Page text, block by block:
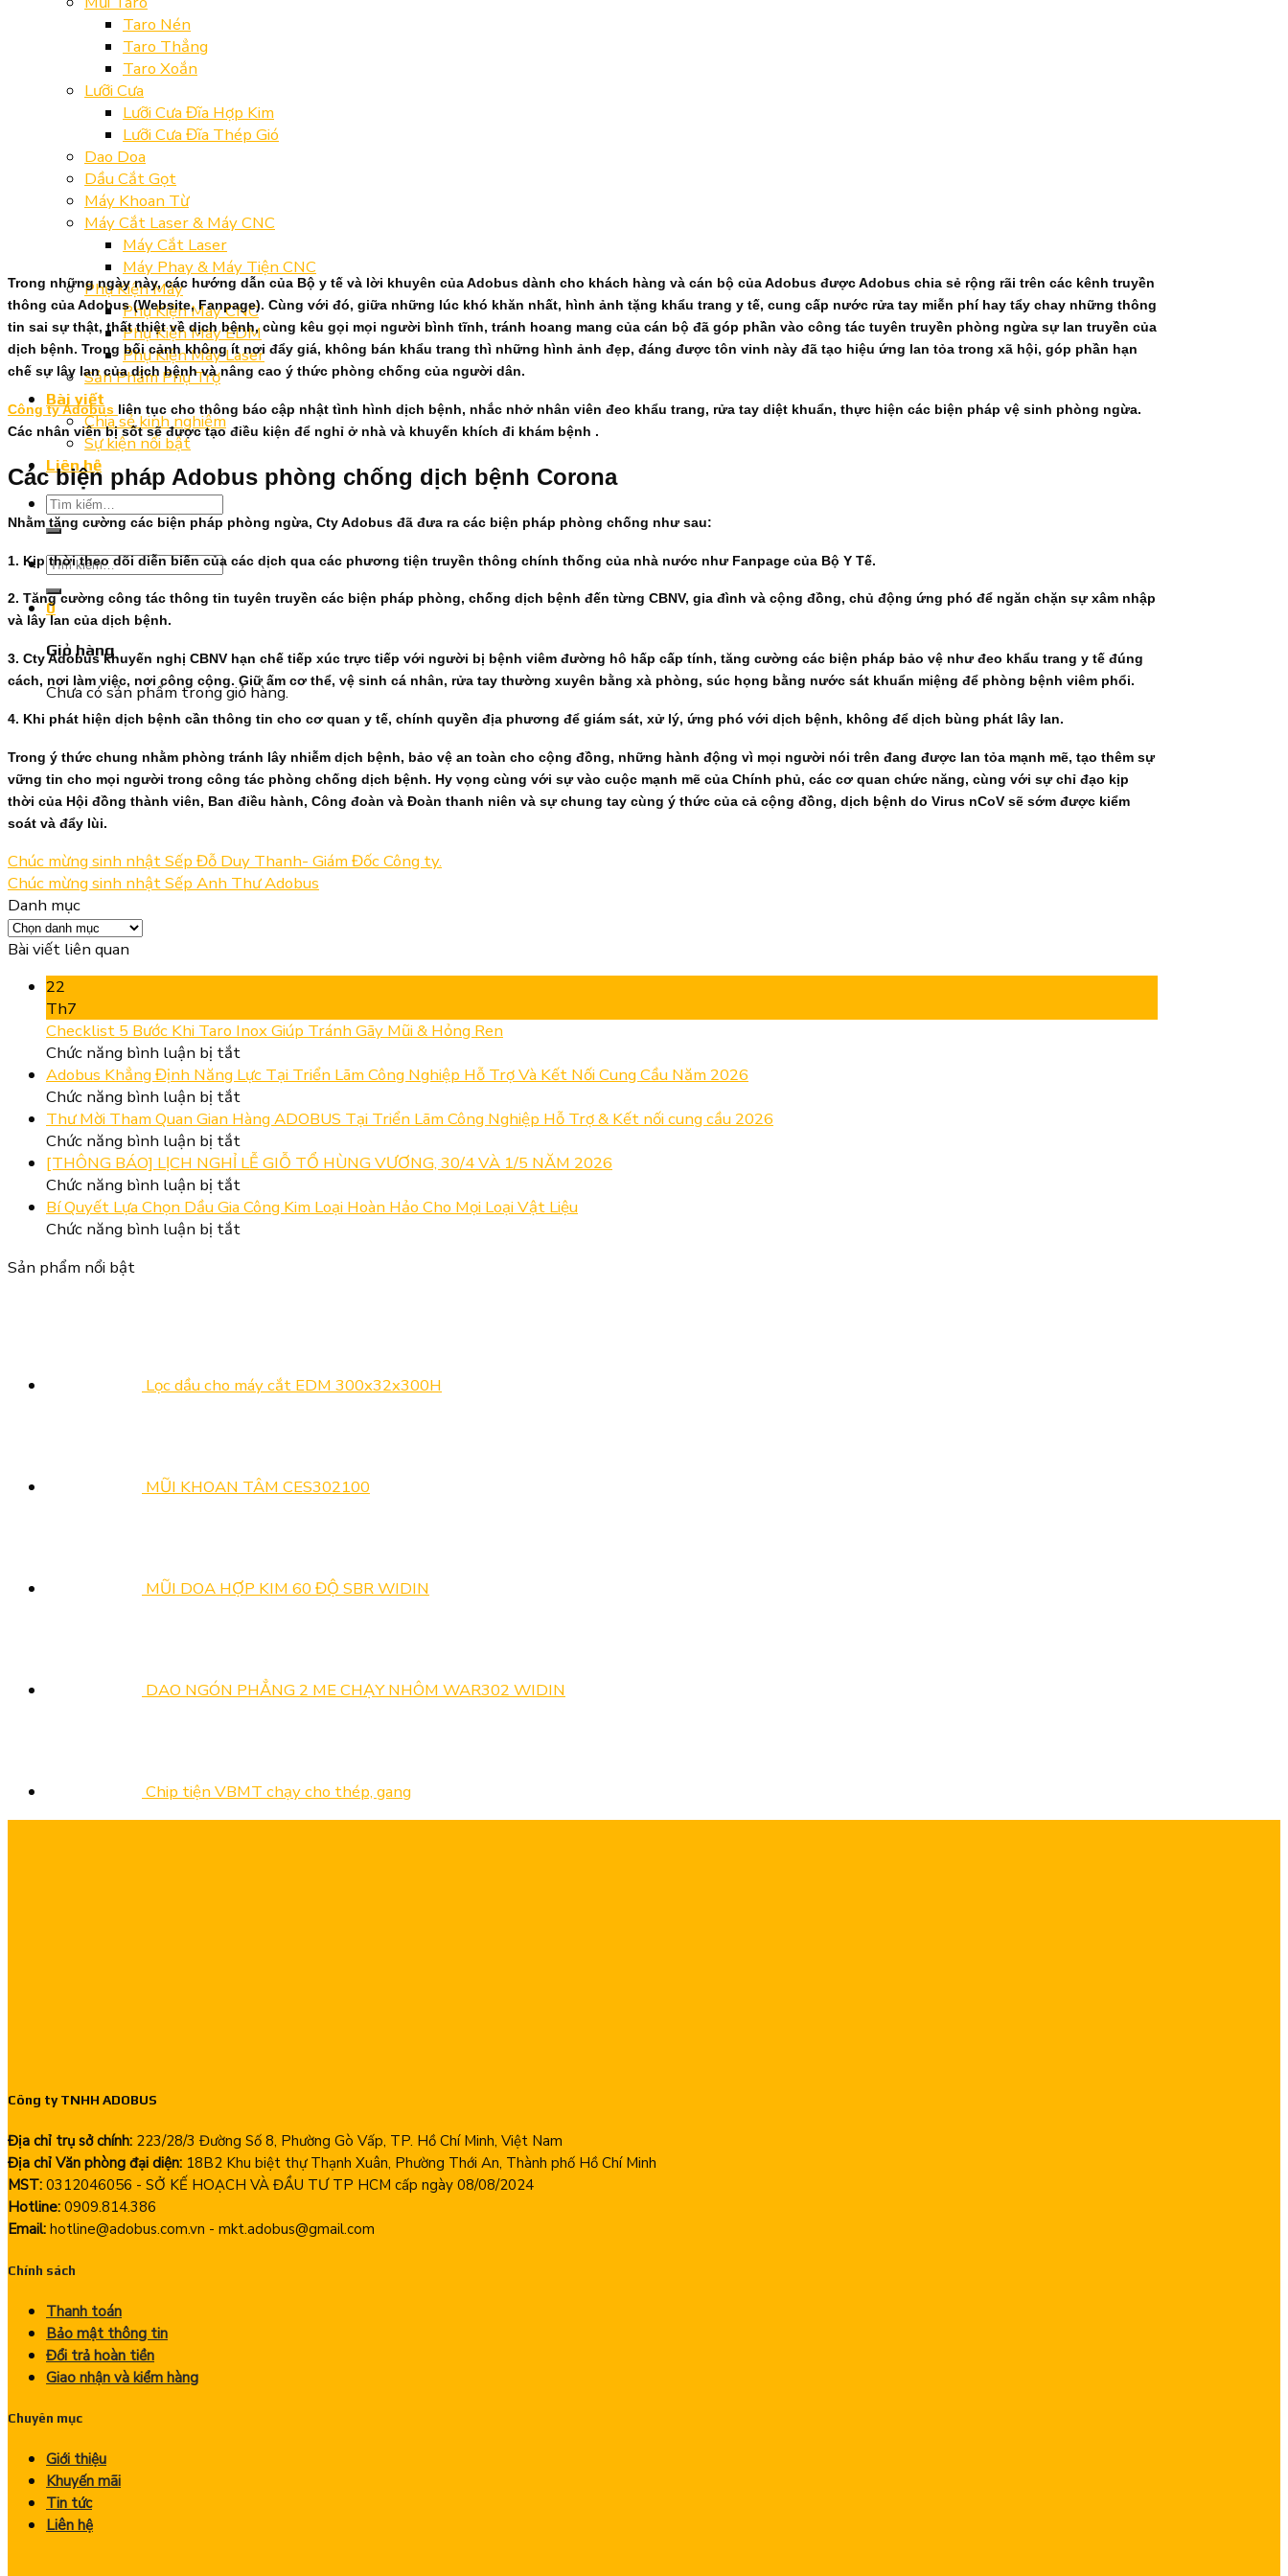
Taro Nén
Taro Thẳng
Taro Xoắn
Lưỡi Cưa
Lưỡi Cưa Đĩa Hợp Kim
Lưỡi Cưa Đĩa Thép Gió
Dao Doa
Dầu Cắt Gọt
Máy Khoan Từ
Máy Cắt Laser & Máy CNC
Máy Cắt Laser
Máy Phay & Máy Tiện CNC
Phụ Kiện Máy
Phụ Kiện Máy CNC
Phụ Kiện Máy EDM
Phụ Kiện Máy Laser
Sản Phẩm Phụ Trợ
Bài viết
Chia sẻ kinh nghiệm
Sự kiện nổi bật
Liên hệ
Tìm
kiếm:
Tìm
kiếm:
0
Giỏ hàng
Chưa có sản phẩm trong giỏ hàng.
Trong những ngày này, các hướng dẫn của Bộ y tế và lời khuyên của Adobus dành cho khách hàng và cán bộ của Adobus được Adobus chia sẻ rộng rãi trên các kênh truyền
thông của Adobus (Website, Fanpage). Cùng với đó, giữa những lúc khó khăn nhất, hình ảnh tặng khẩu trang y tế, cung cấp nước rửa tay miễn phí hay tẩy chay những thông
tin sai sự thật, thất thiệt về dịch bệnh, cùng kêu gọi mọi người bình tĩnh, tránh hoang mang của cán bộ đã góp phần vào công tác tuyên truyền phòng ngừa sự lan truyền của
dịch bệnh. Trong bối cảnh không ít nơi đẩy giá, không bán khẩu trang thì những hình ảnh đẹp, đáng được tôn vinh này đã tạo hiệu ứng lan tỏa trong xã hội, góp phần hạn
chế sự lây lan của dịch bệnh và nâng cao ý thức phòng chống của người dân.
Công ty Adobus liên tục cho thông báo cập nhật tình hình dịch bệnh, nhắc nhở nhân viên đeo khẩu trang, rửa tay diệt khuẩn, thực hiện các biện pháp vệ sinh phòng ngừa.
Các nhân viên bị sốt sẽ được tạo điều kiện để nghỉ ở nhà và khuyến khích đi khám bệnh .
Các biện pháp Adobus phòng chống dịch bệnh Corona
Nhằm tăng cường các biện pháp phòng ngừa, Cty Adobus đã đưa ra các biện pháp phòng chống như sau:
1. Kịp thời theo dõi diễn biến của các dịch qua các phương tiện truyền thông chính thống của nhà nước như Fanpage của Bộ Y Tế.
2. Tăng cường công tác thông tin tuyên truyền các biện pháp phòng, chống dịch bệnh đến từng CBNV, gia đình và cộng đồng, chủ động ứng phó để ngăn chặn sự xâm nhập
và lây lan của dịch bệnh.
3. Cty Adobus khuyến nghị CBNV hạn chế tiếp xúc trực tiếp với người bị bệnh viêm đường hô hấp cấp tính, tăng cường các biện pháp bảo vệ như đeo khẩu trang y tế đúng
cách, nơi làm việc, nơi công cộng. Giữ ấm cơ thể, vệ sinh cá nhân, rửa tay thường xuyên bằng xà phòng, súc họng bằng nước sát khuẩn miệng để phòng bệnh viêm phổi.
4. Khi phát hiện dịch bệnh cần thông tin cho cơ quan y tế, chính quyền địa phương để giám sát, xử lý, ứng phó với dịch bệnh, không để dịch bùng phát lây lan.
Trong ý thức chung nhằm phòng tránh lây nhiễm dịch bệnh, bảo vệ an toàn cho cộng đồng, những hành động vì mọi người nói trên đang được lan tỏa mạnh mẽ, tạo thêm sự
vững tin cho mọi người trong công tác phòng chống dịch bệnh. Hy vọng cùng với sự vào cuộc mạnh mẽ của Chính phủ, các cơ quan chức năng, cùng với sự chỉ đạo kịp
thời của Hội đồng thành viên, Ban điều hành, Công đoàn và Đoàn thanh niên và sự chung tay cùng ý thức của cả cộng đồng, dịch bệnh do Virus nCoV sẽ sớm được kiểm
soát và đẩy lùi.
Chúc mừng sinh nhật Sếp Đỗ Duy Thanh- Giám Đốc Công ty.
Chúc mừng sinh nhật Sếp Anh Thư Adobus
Danh mục
Danh
mục
Bài viết liên quan
22
Th7
Checklist 5 Bước Khi Taro Inox Giúp Tránh Gãy Mũi & Hỏng Ren
Chức năng bình luận bị tắtở
Checklist
5
Bước
Khi
Taro
Inox
Giúp
Tránh
Adobus Khẳng Định Năng Lực Tại Triển Lãm Công Nghiệp Hỗ Trợ Và Kết Nối Cung Cầu Năm 2026
Chức năng bình luận bị tắtở
Adobus
Khẳng
Định
Năng
Lực
Tại
Và
Năm
Thư Mời Tham Quan Gian Hàng ADOBUS Tại Triển Lãm Công Nghiệp Hỗ Trợ & Kết nối cung cầu 2026
Chức năng bình luận bị tắtở
Thư
Mời
Tham
Quan
Công
Kết
2026
[THÔNG BÁO] LỊCH NGHỈ LỄ GIỖ TỔ HÙNG VƯƠNG, 30/4 VÀ 1/5 NĂM 2026
Chức năng bình luận bị tắtở
[THÔNG
BÁO]
VƯƠNG,
2026
Bí Quyết Lựa Chọn Dầu Gia Công Kim Loại Hoàn Hảo Cho Mọi Loại Vật Liệu
Chức năng bình luận bị tắtở
Công
Cho
Liệu
Sản phẩm nổi bật
Lọc dầu cho máy cắt EDM 300x32x300H
MŨI KHOAN TÂM CES302100
MŨI DOA HỢP KIM 60 ĐỘ SBR WIDIN
DAO NGÓN PHẲNG 2 ME CHẠY NHÔM WAR302 WIDIN
Chip tiện VBMT chạy cho thép, gang
Công ty TNHH ADOBUS
Địa chỉ trụ sở chính: 223/28/3 Đường Số 8, Phường Gò Vấp, TP. Hồ Chí Minh, Việt Nam
Địa chỉ Văn phòng đại diện: 18B2 Khu biệt thự Thạnh Xuân, Phường Thới An, Thành phố Hồ Chí Minh
MST: 0312046056 - SỞ KẾ HOẠCH VÀ ĐẦU TƯ TP HCM cấp ngày 08/08/2024
Hotline: 0909.814.386
Email: hotline@adobus.com.vn - mkt.adobus@gmail.com
Chính sách
Thanh toán
Bảo mật thông tin
Đổi trả hoàn tiền
Giao nhận và kiểm hàng
Chuyên mục
Giới thiệu
Khuyến mãi
Tin tức
Liên hệ